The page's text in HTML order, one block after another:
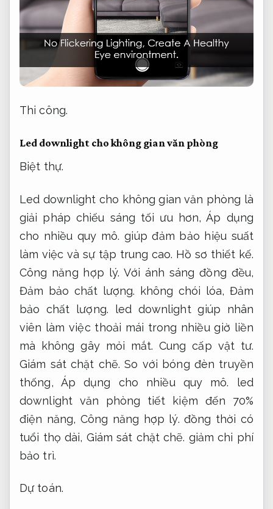
Thi công.
Led downlight cho không gian văn phòng
Biệt thự.
Led downlight cho không gian văn phòng là
giải pháp chiếu sáng tối ưu hơn,Áp dụng
cho nhiều quy mô. giúp đảm bảo hiệu suất
làm việc và sự tập trung cao. Hồ sơ thiết kế.
Công năng hợp lý. Với ánh sáng đồng đều,
Đảm bảo chất lượng. không chói lóa, Đảm
bảo chất lượng. led downlight giúp nhân
viên làm việc thoải mái trong nhiều giờ liền
mà không gây mỏi mắt.Cung cấp vật tư.
Giám sát chặt chẽ. So với bóng đèn truyền
thống, Áp dụng cho nhiều quy mô. led
downlight văn phòng tiết kiệm đến 70%
điện năng, Công năng hợp lý. đồng thời có
tuổi thọ dài, Giám sát chặt chẽ. giảm chi phí
bảo trì.
Dự toán.